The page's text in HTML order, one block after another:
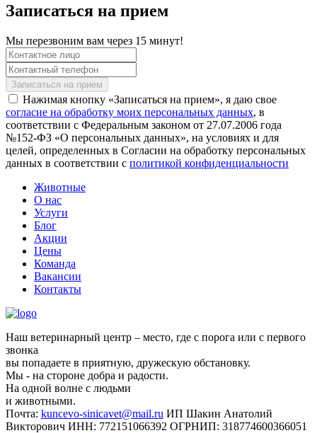
Записаться на прием
Мы перезвоним вам через 15 минут!
Нажимая кнопку «Записаться на прием», я даю свое
согласие на обработку моих персональных данных, в
соответствии с Федеральным законом от 27.07.2006 года
№152-ФЗ «О персональных данных», на условиях и для
целей, определенных в Согласии на обработку персональных
данных в соответствии с политикой конфиденциальности
Животные
О нас
Услуги
Блог
Акции
Цены
Команда
Вакансии
Контакты
Наш ветеринарный центр – место, где с порога или с первого
звонка
вы попадаете в приятную, дружескую обстановку.
Мы - на стороне добра и радости.
На одной волне с людьми
и животными.
Почта: kuncevo-sinicavet@mail.ru ИП Шакин Анатолий
Викторович ИНН: 772151066392 ОГРНИП: 318774600366051